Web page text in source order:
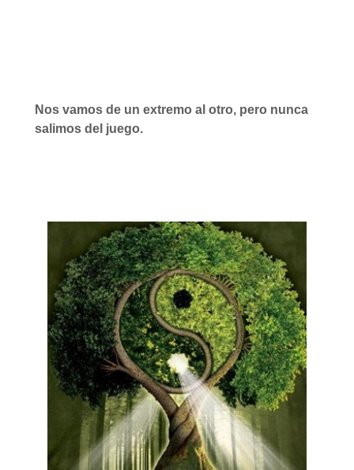
Nos vamos de un extremo al otro, pero nunca
salimos del juego.